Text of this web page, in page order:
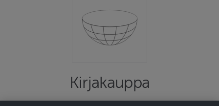
Kirjakauppa